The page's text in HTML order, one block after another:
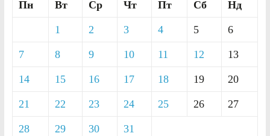
Пн Вт Ср Чт Пт Сб Нд
1 2 3 4 5 6
7 8 9 10 11 12 13
14 15 16 17 18 19 20
21 22 23 24 25 26 27
28 29 30 31